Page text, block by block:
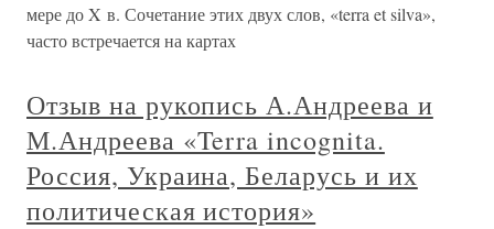
мере до X в. Сочетание этих двух слов, «terra et silva»,
часто встречается на картах
Отзыв на рукопись А.Андреева и
М.Андреева «Terra incognita.
Россия, Украина, Беларусь и их
политическая история»